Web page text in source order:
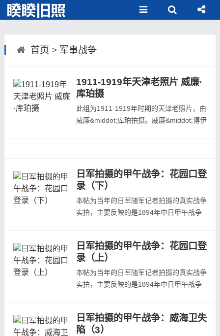
首页 > 军事战争
1911-1919年天津老照片 威廉·
库珀摄
此组为1911-1919年时期的天津老照片，由
威廉&middot;库珀拍摄。威廉&middot;博伊
加入了华北英国志愿军，后来于1917年2月
12日被任命为中国劳工军（CLC）少尉。
他曾在法国CLC服役。他升任上尉，1919
年辞去军...
日军拍摄的甲午战争：花园口登
录（下）
本帖为当年的日军随军记者拍摄的真实战争
实拍，主要反映的是1894年中日甲午战争
清战争写真帖》、龟井兹明《明治二十七八
年战役写真帖》等日本当年发行的战争画
报。甲午战争中日军花园口登录相关背景介
绍见：花园口日军登陆艇花园口物资登陆
日军拍摄的甲午战争：花园口登
录（上）
本帖为当年的日军随军记者拍摄的真实战争
实拍，主要反映的是1894年中日甲午战争
清战争写真帖》、龟井兹明《明治二十七八
年战役写真帖》等日本当年发行的战争画
日军拍摄的甲午战争：威海卫失
陷（3）